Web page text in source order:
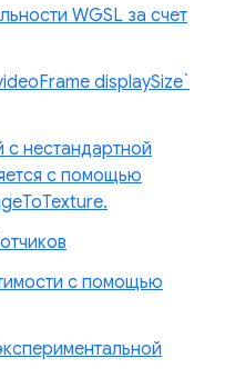
WGSL за счет
displaySize`
нестандартной
с помощью
с помощью